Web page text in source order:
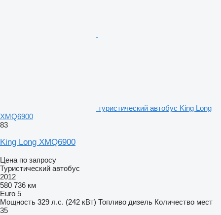
туристический автобус King Long
XMQ6900
83
King Long XMQ6900
Цена по запросу
Туристический автобус
2012
580 736 км
Euro 5
Мощность 329 л.с. (242 кВт) Топливо дизель Количество мест
35